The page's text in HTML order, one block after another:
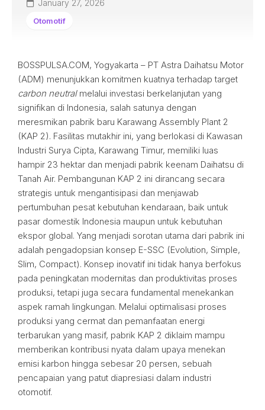
January 27, 2026
Otomotif
BOSSPULSA.COM, Yogyakarta – PT Astra Daihatsu Motor
(ADM) menunjukkan komitmen kuatnya terhadap target
carbon neutralmelalui investasi berkelanjutan yang
signifikan di Indonesia, salah satunya dengan
meresmikan pabrik baru Karawang Assembly Plant 2
(KAP 2). Fasilitas mutakhir ini, yang berlokasi di Kawasan
Industri Surya Cipta, Karawang Timur, memiliki luas
hampir 23 hektar dan menjadi pabrik keenam Daihatsu di
Tanah Air. Pembangunan KAP 2 ini dirancang secara
strategis untuk mengantisipasi dan menjawab
pertumbuhan pesat kebutuhan kendaraan, baik untuk
pasar domestik Indonesia maupun untuk kebutuhan
ekspor global. Yang menjadi sorotan utama dari pabrik ini
adalah pengadopsian konsep E-SSC (Evolution, Simple,
Slim, Compact). Konsep inovatif ini tidak hanya berfokus
pada peningkatan modernitas dan produktivitas proses
produksi, tetapi juga secara fundamental menekankan
aspek ramah lingkungan. Melalui optimalisasi proses
produksi yang cermat dan pemanfaatan energi
terbarukan yang masif, pabrik KAP 2 diklaim mampu
memberikan kontribusi nyata dalam upaya menekan
emisi karbon hingga sebesar 20 persen, sebuah
pencapaian yang patut diapresiasi dalam industri
otomotif.